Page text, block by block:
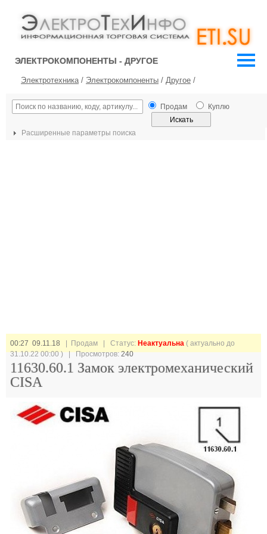
ЭЛЕКТРОКОМПОНЕНТЫ - ДРУГОЕ
Электротехника/ Электрокомпоненты / Другое /
Продам Куплю
Расширенные параметры поиска
00:27 09.11.18 | Продам | Статус: Неактуальна ( актуально до
31.10.22 00:00 ) | Просмотров:240
11630.60.1 Замок электромеханический
CISA